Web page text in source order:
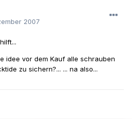
2007
idee vor dem Kauf alle schrauben
zu sichern?... ... na also...